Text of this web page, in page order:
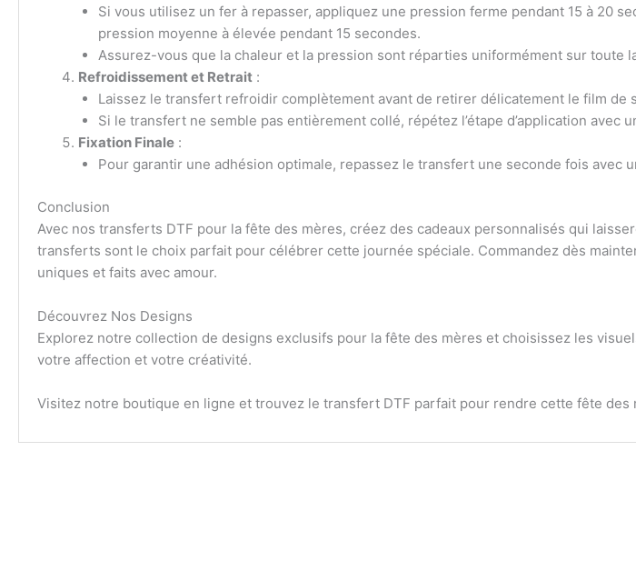
Si vous utilisez un fer à repasser, appliquez une pression ferme pendant 15 à 20
pression moyenne à élevée pendant 15 secondes.
Assurez-vous que la chaleur et la pression sont réparties uniformément sur toute
Refroidissement et Retrait:
Laissez le transfert refroidir complètement avant de retirer délicatement le film de
Si le transfert ne semble pas entièrement collé, répétez l’étape d’application
Fixation Finale:
Pour garantir une adhésion optimale, repassez le transfert une seconde fois
Conclusion
Avec nos transferts DTF pour la fête des mères, créez des cadeaux personnalisés qui
transferts sont le choix parfait pour célébrer cette journée spéciale. Commandez dès
uniques et faits avec amour.
Découvrez Nos Designs
Explorez notre collection de designs exclusifs pour la fête des mères et choisissez les
votre affection et votre créativité.
Visitez notre boutique en ligne et trouvez le transfert DTF parfait pour rendre cette fête des